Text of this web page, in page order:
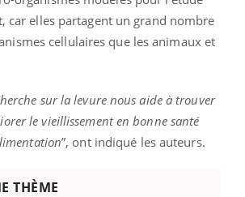
car elles partagent un grand nombre
cellulaires que les animaux et
sur la levure nous aide à trouver
le vieillissement en bonne santé
”, ont indiqué les auteurs.
THÈME